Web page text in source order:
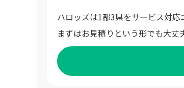
ハロッズは1都3県をサービス対応
まずはお見積りという形でも大丈